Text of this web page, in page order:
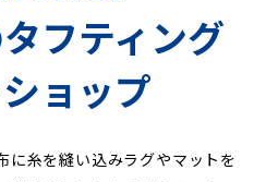
フティング
ョップ
に糸を縫い込みラグやマットを